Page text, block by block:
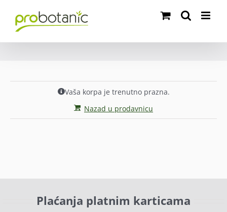
content
Vaša korpa je trenutno prazna.
Nazad u prodavnicu
Plaćanja platnim karticama